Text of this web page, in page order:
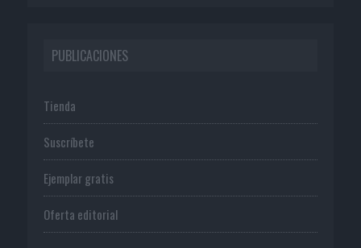
PUBLICACIONES
Tienda
Suscríbete
Ejemplar gratis
Oferta editorial